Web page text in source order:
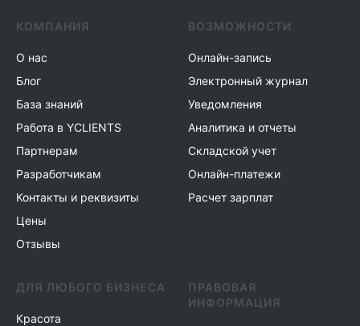
КОМПАНИЯ
О нас
Блог
База знаний
Работа в YCLIENTS
Партнерам
Разработчикам
Контакты и реквизиты
Цены
Отзывы
ВОЗМОЖНОСТИ
Онлайн-запись
Электронный журнал
Уведомления
Аналитика и отчеты
Складской учет
Онлайн-платежи
Расчет зарплат
ДЛЯ ЛЮБОГО БИЗНЕСА
Красота
ПРАВОВАЯ
ИНФОРМАЦИЯ